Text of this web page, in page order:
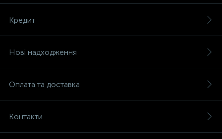
Кредит
Нові надходження
Оплата та доставка
Контакти